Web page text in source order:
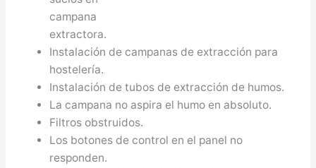
campana
extractora.
Instalación de campanas de extracción para
hostelería.
Instalación de tubos de extracción de humos.
La campana no aspira el humo en absoluto.
Filtros obstruidos.
Los botones de control en el panel no
responden.